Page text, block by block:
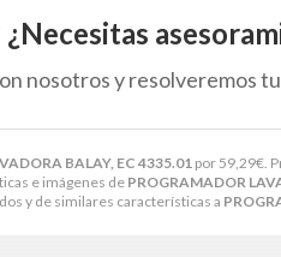
BALAY, EC 4335.01 por 59,29€ .
e imágenes de PROGRAMADOR
y de similares características a
nosotros y resolveremos